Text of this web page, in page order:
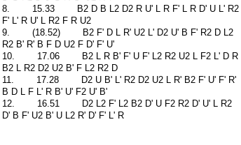
8. 15.33 B2 D B L2 D2 R U' L R F' L R D' U L' R2
F' L' R U' L R2 F R U2
9. (18.52) B2 F' D L R' U2 L' D2 U' B F' R2 D L2
R2 B' R' B F D U2 F D' F' U'
10. 17.06 B2 L R B' F' U F' L2 R2 U2 L F2 L' D R
B2 L R2 D2 U2 B' F L2 R2 D
11. 17.28 D2 U B' L' R2 D2 U2 L R' B2 F' U' F' R'
B D L F L' R B' U' F2 U' B'
12. 16.51 D2 L2 F' L2 B2 D' U F2 R2 D' U' L R2
D' B F' U2 B' U L2 R' D' F' L' R